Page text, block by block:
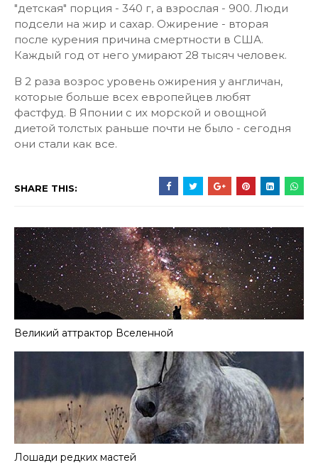
"детская" порция - 340 г, а взрослая - 900. Люди
подсели на жир и сахар. Ожирение - вторая
после курения причина смертности в США.
Каждый год от него умирают 28 тысяч человек.
В 2 раза возрос уровень ожирения у англичан,
которые больше всех европейцев любят
фастфуд. В Японии с их морской и овощной
диетой толстых раньше почти не было - сегодня
они стали как все.
SHARE THIS:
Великий аттрактор Вселенной
Лошади редких мастей